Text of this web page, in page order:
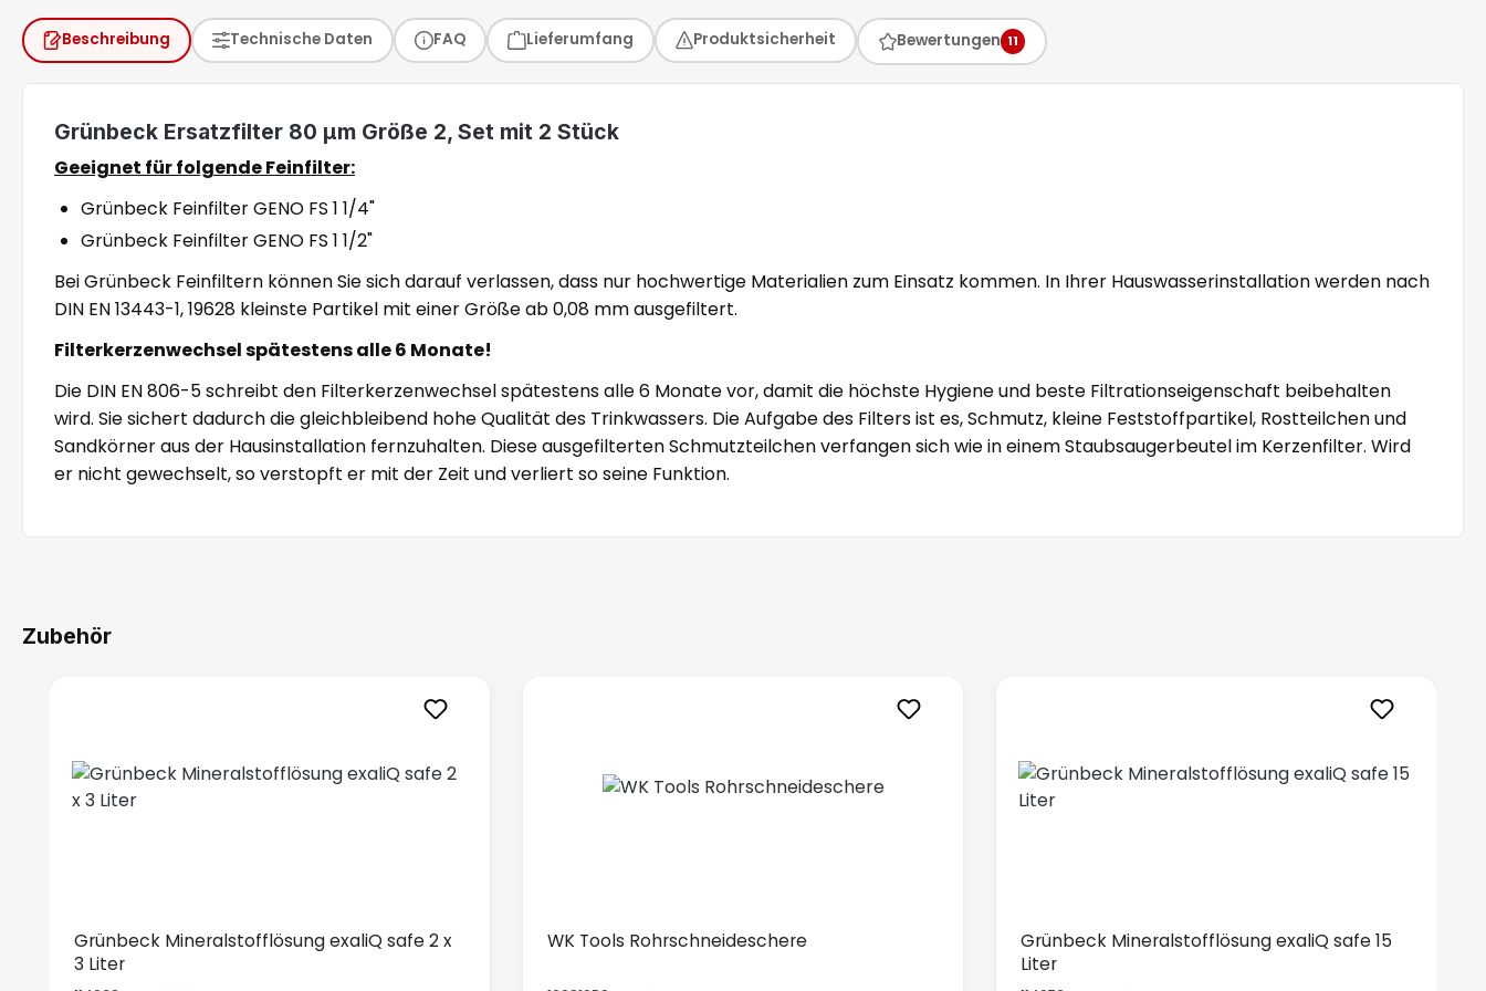
Beschreibung Technische Daten FAQ Lieferumfang Produktsicherheit Bewertungen 11
Grünbeck Ersatzfilter 80 µm Größe 2, Set mit 2 Stück
Geeignet für folgende Feinfilter:
Grünbeck Feinfilter GENO FS 1 1/4"
Grünbeck Feinfilter GENO FS 1 1/2"
Bei Grünbeck Feinfiltern können Sie sich darauf verlassen, dass nur hochwertige Materialien zum Einsatz kommen. In Ihrer Hauswasserinstallation werden nach
DIN EN 13443-1, 19628 kleinste Partikel mit einer Größe ab 0,08 mm ausgefiltert.
Filterkerzenwechsel spätestens alle 6 Monate!
Die DIN EN 806-5 schreibt den Filterkerzenwechsel spätestens alle 6 Monate vor, damit die höchste Hygiene und beste Filtrationseigenschaft beibehalten
wird. Sie sichert dadurch die gleichbleibend hohe Qualität des Trinkwassers. Die Aufgabe des Filters ist es, Schmutz, kleine Feststoffpartikel, Rostteilchen und
Sandkörner aus der Hausinstallation fernzuhalten. Diese ausgefilterten Schmutzteilchen verfangen sich wie in einem Staubsaugerbeutel im Kerzenfilter. Wird
er nicht gewechselt, so verstopft er mit der Zeit und verliert so seine Funktion.
Zubehör
Grünbeck Mineralstofflösung exaliQ safe 2 x
3 Liter
WK Tools Rohrschneideschere
Grünbeck Mineralstofflösung exaliQ safe 15
Liter